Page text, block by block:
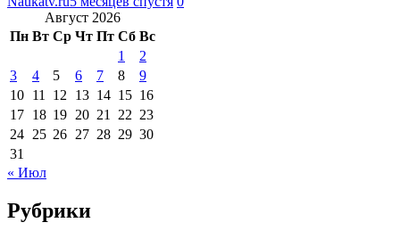
Август 2026
Пн Вт Ср Чт Пт Сб Вс
1
2
3
4 5 6 7 8
9
10 11 12 13 14 15 16
17 18 19 20 21 22 23
24 25 26 27 28 29 30
31
« Июл
Рубрики